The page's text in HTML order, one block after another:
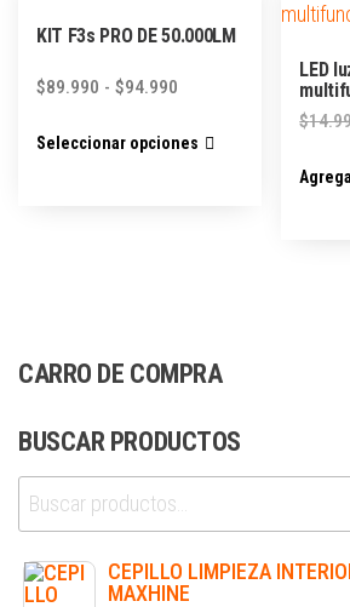
KIT F3s PRO DE 50.000LM
$89.990 - $94.990
Seleccionar opciones
LED
$
CARRO DE COMPRA
BUSCAR PRODUCTOS
CEPILLO LIMPIEZA
MAXHINE